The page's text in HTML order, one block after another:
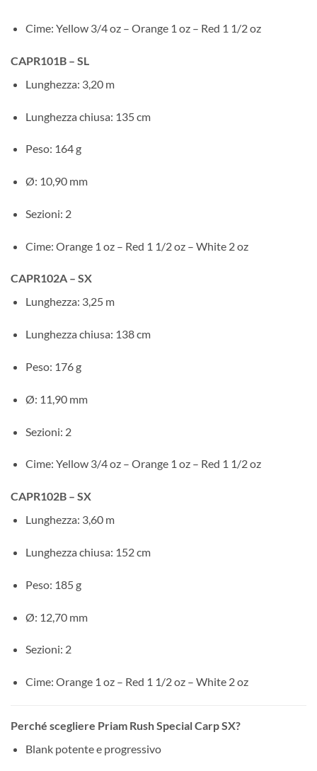
Cime: Yellow 3/4 oz – Orange 1 oz – Red 1 1/2 oz
CAPR101B – SL
Lunghezza: 3,20 m
Lunghezza chiusa: 135 cm
Peso: 164 g
Ø: 10,90 mm
Sezioni: 2
Cime: Orange 1 oz – Red 1 1/2 oz – White 2 oz
CAPR102A – SX
Lunghezza: 3,25 m
Lunghezza chiusa: 138 cm
Peso: 176 g
Ø: 11,90 mm
Sezioni: 2
Cime: Yellow 3/4 oz – Orange 1 oz – Red 1 1/2 oz
CAPR102B – SX
Lunghezza: 3,60 m
Lunghezza chiusa: 152 cm
Peso: 185 g
Ø: 12,70 mm
Sezioni: 2
Cime: Orange 1 oz – Red 1 1/2 oz – White 2 oz
Perché scegliere Priam Rush Special Carp SX?
Blank potente e progressivo